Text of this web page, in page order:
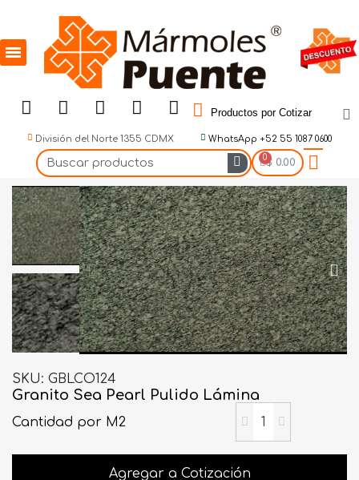
Productos por Cotizar
División del Norte 1355 CDMX WhatsApp +52 55 1087 0600
$ 0.00
SKU GBLCO124
Granito Sea Pearl Pulido Lámina
Cantidad por M2
Agregar a Cotización